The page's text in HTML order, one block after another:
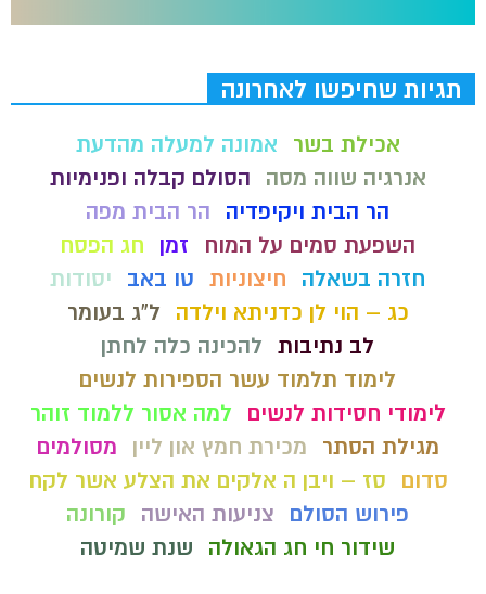
תגיות שחיפשו לאחרונה
אכילת בשר
אמונה למעלה מהדעת
אנרגיה שווה מסה
הסולם קבלה ופנימיות
הר הבית ויקיפדיה
הר הבית מפה
השפעת סמים על המוח
זמן
חג הפסח
חזרה בשאלה
חיצוניות טו באב
יסודות
כג – הוי לן כדניתא וילדה
ל"ג בעומר
לב נתיבות להכינה כלה לחתן
לימוד תלמוד עשר הספירות לנשים
לימודי חסידות לנשים
למה אסור ללמוד זוהר
מגילת הסתר
מכירת חמץ און ליין
מסולמים
סדום
סז – ויבן ה אלקים את הצלע אשר לקח
פירוש הסולם
צניעות האישה
קורונה
שידור חי חג הגאולה
שנת שמיטה